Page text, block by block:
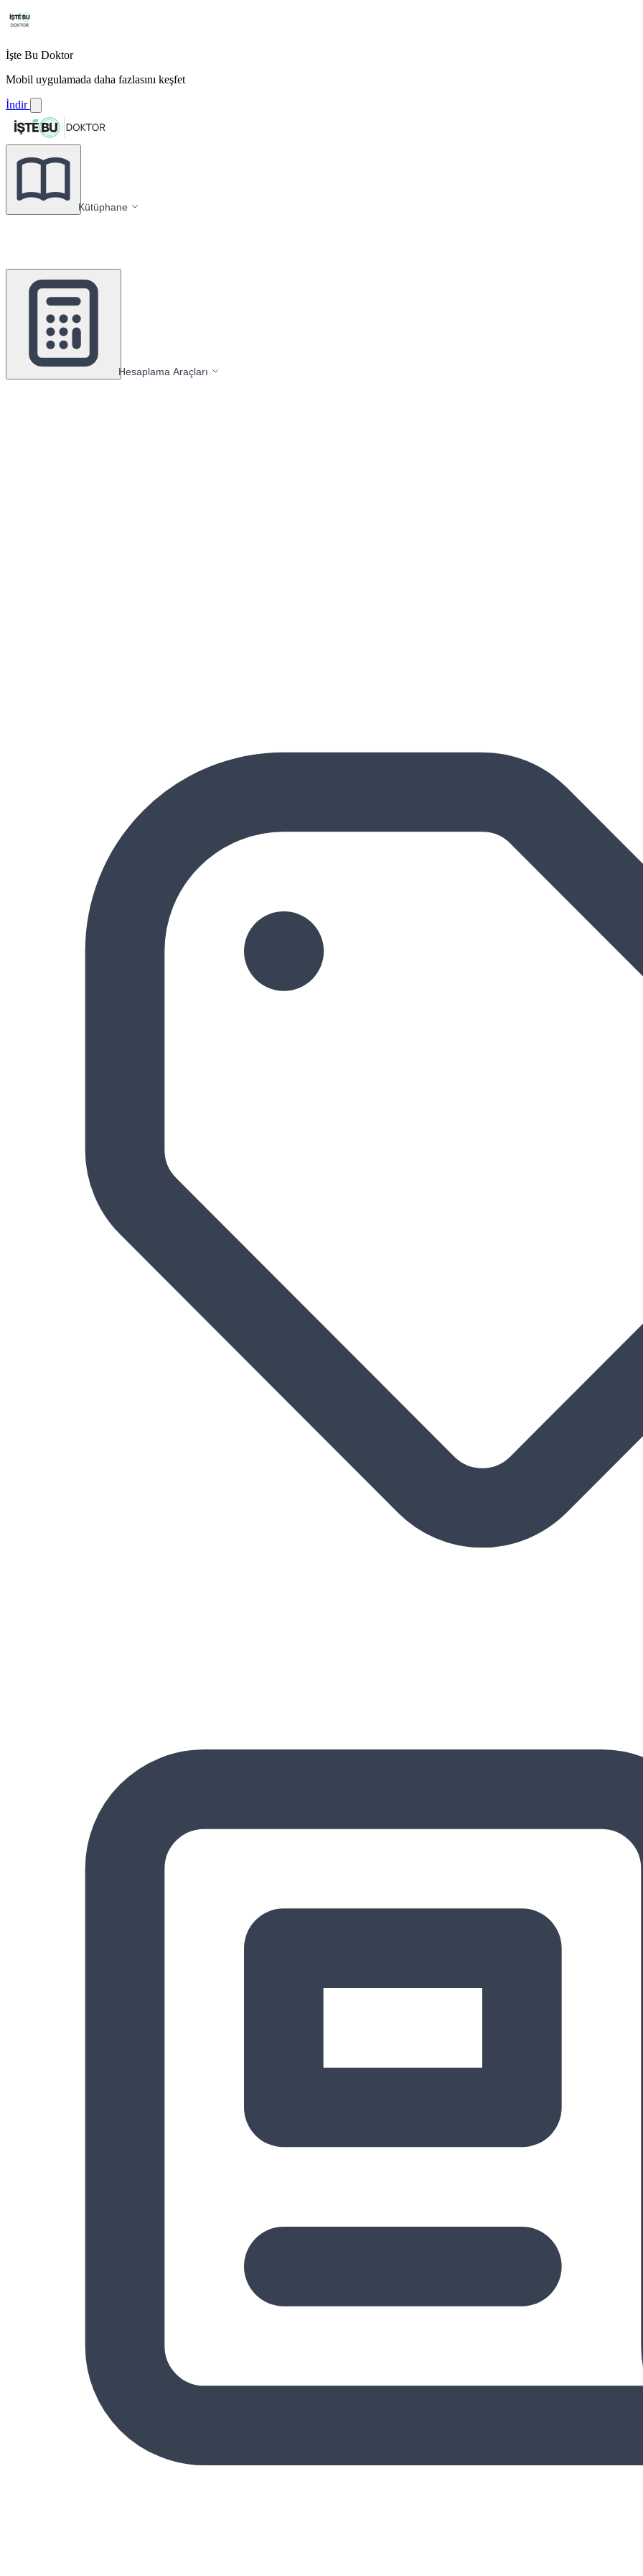
İşte Bu Doktor
Mobil uygulamada daha fazlasını keşfet
İndir
Kütüphane
Hesaplama Araçları